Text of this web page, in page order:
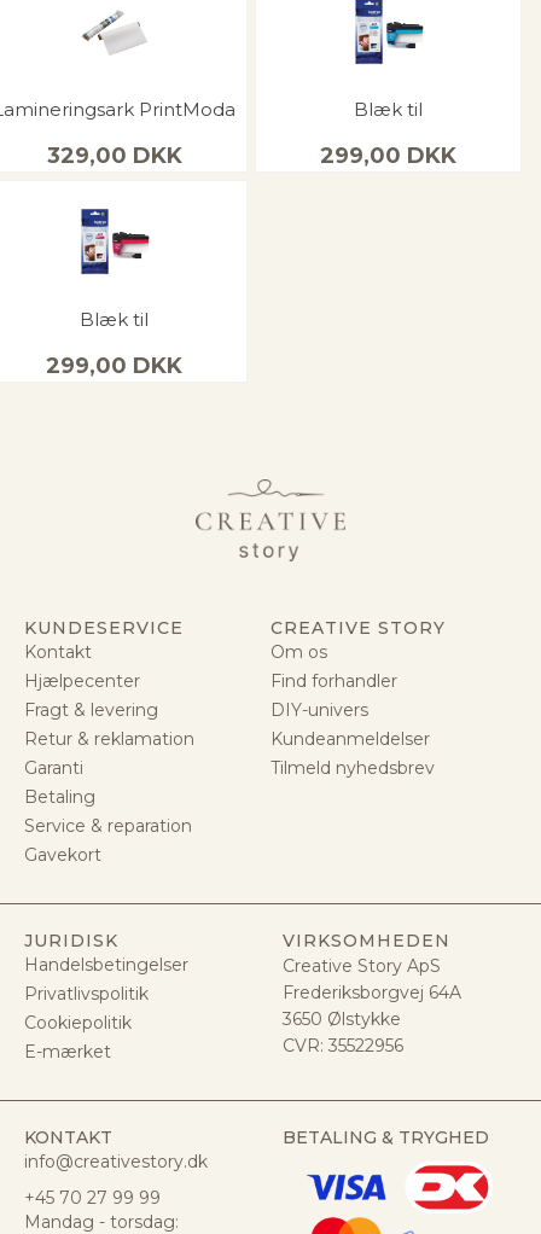
PrintModa
329,00 DKK
Blæk til
299,00 DKK
Blæk til
299,00 DKK
KUNDESERVICE
Kontakt
Hjælpecenter
Fragt & levering
Retur & reklamation
Garanti
Betaling
Service & reparation
Gavekort
CREATIVE STORY
Om os
Find forhandler
DIY-univers
Kundeanmeldelser
Tilmeld nyhedsbrev
JURIDISK
Handelsbetingelser
Privatlivspolitik
Cookiepolitik
E-mærket
VIRKSOMHEDEN
Creative Story ApS
Frederiksborgvej 64A
3650 Ølstykke
CVR: 35522956
KONTAKT
info@creativestory.dk
+45 70 27 99 99
Mandag - torsdag:
BETALING & TRYGHED